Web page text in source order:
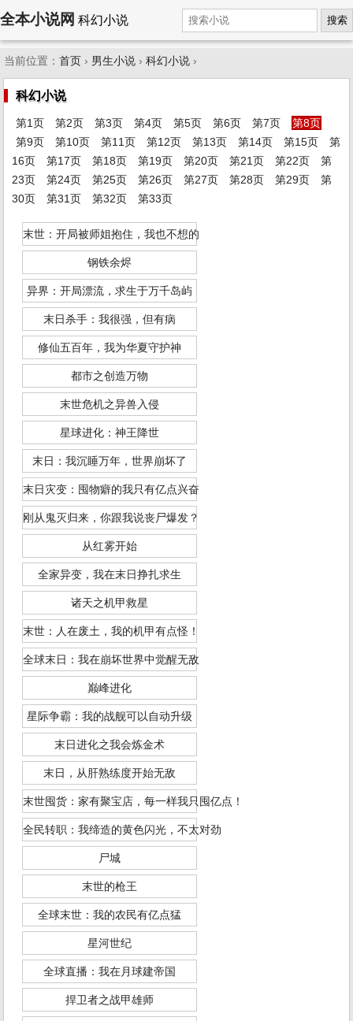
全本小说网 科幻小说 搜索
当前位置： 首页 › 男生小说 › 科幻小说 ›
科幻小说
第1页 第2页 第3页 第4页 第5页 第6页 第7页
第8页
第9页
第10页 第11页 第12页 第13页 第14页 第15页
第
16页
第17页 第18页 第19页 第20页 第21页 第22页
第
23页
第24页 第25页 第26页 第27页 第28页 第29页
第
30页
第31页 第32页 第33页
末世：开局被师姐抱住，我也不想的
钢铁余烬
异界：开局漂流，求生于万千岛屿
末日杀手：我很强，但有病
修仙五百年，我为华夏守护神
都市之创造万物
末世危机之异兽入侵
星球进化：神王降世
末日：我沉睡万年，世界崩坏了
末日灾变：囤物癖的我只有亿点兴奋
刚从鬼灭归来，你跟我说丧尸爆发？
从红雾开始
全家异变，我在末日挣扎求生
诸天之机甲救星
末世：人在废土，我的机甲有点怪！
全球末日：我在崩坏世界中觉醒无敌
巅峰进化
星际争霸：我的战舰可以自动升级
末日进化之我会炼金术
末日，从肝熟练度开始无敌
末世囤货：家有聚宝店，每一样我只囤亿点！
全民转职：我缔造的黄色闪光，不太对劲
尸城
末世的枪王
全球末世：我的农民有亿点猛
星河世纪
全球直播：我在月球建帝国
捍卫者之战甲雄师